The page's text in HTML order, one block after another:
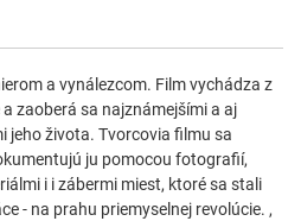
a vynálezcom. Film vychádza z
zaoberá sa najznámejšími a aj
jeho života. Tvorcovia filmu sa
ju pomocou fotografií,
i i zábermi miest, ktoré sa stali
- na prahu priemyselnej revolúcie. ,